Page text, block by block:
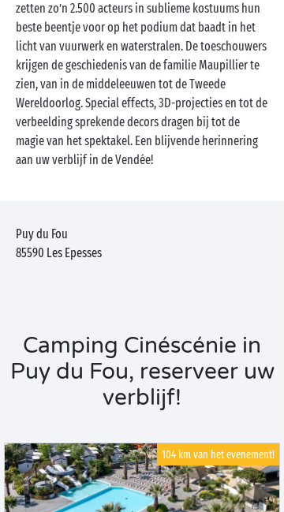
zetten zo’n 2.500 acteurs in sublieme kostuums hun
beste beentje voor op het podium dat baadt in het
licht van vuurwerk en waterstralen. De toeschouwers
krijgen de geschiedenis van de familie Maupillier te
zien, van in de middeleeuwen tot de Tweede
Wereldoorlog. Special effects, 3D-projecties en tot de
verbeelding sprekende decors dragen bij tot de
magie van het spektakel. Een blijvende herinnering
aan uw verblijf in de Vendée!
Puy du Fou
85590 Les Epesses
Camping Cinéscénie in
Puy du Fou, reserveer uw
verblijf!
104 km van het evenement!